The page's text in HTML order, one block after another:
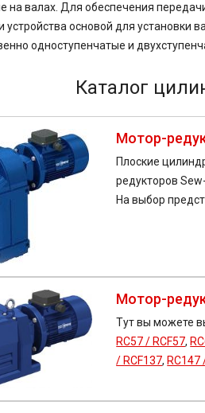
на валах. Для обеспечения
устройства основой для
одноступенчатые и
Каталог
Мотор-
Плоские
редукторов
На выбор
Мотор-
Тут вы можете
RC57 / RCF57,
/ RCF137, RC147